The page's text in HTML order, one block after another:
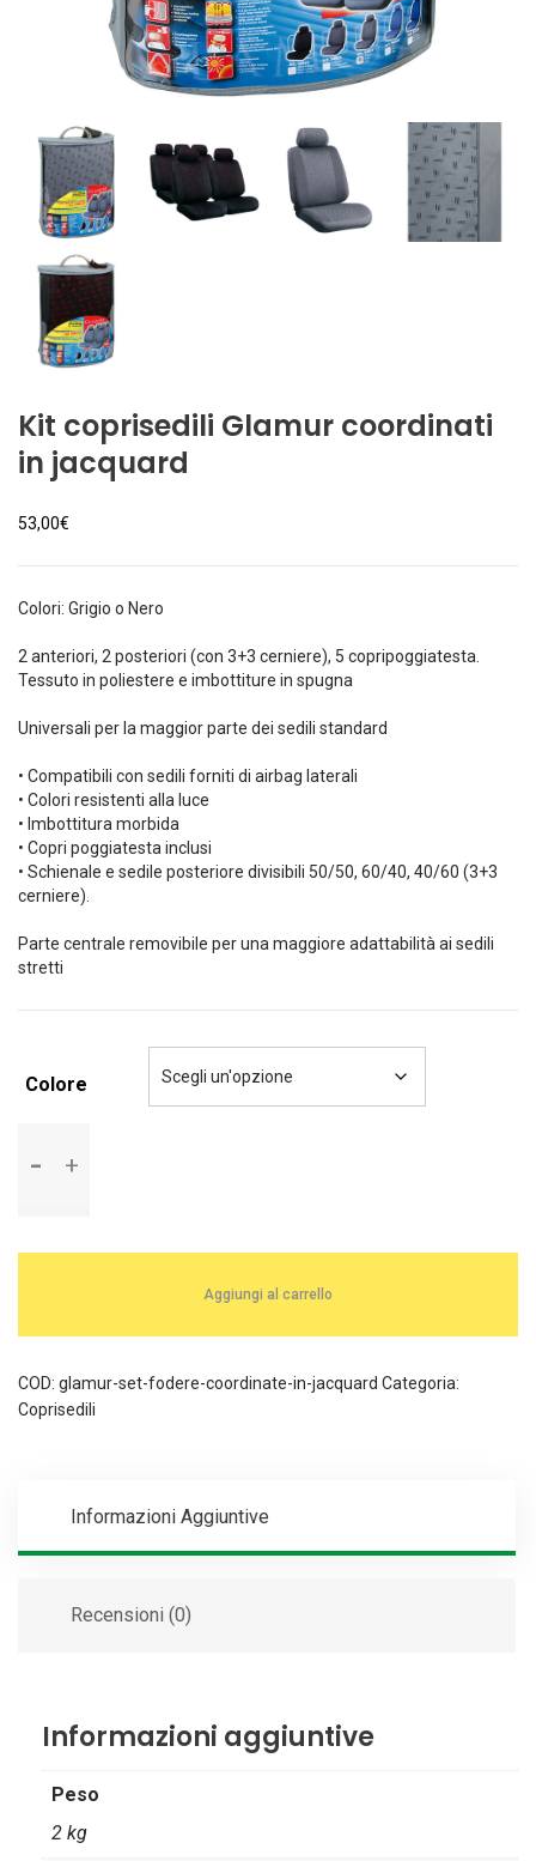
Kit coprisedili Glamur coordinati
in jacquard
53,00€
Colori: Grigio o Nero
2 anteriori, 2 posteriori (con 3+3 cerniere), 5 copripoggiatesta.
Tessuto in poliestere e imbottiture in spugna
Universali per la maggior parte dei sedili standard
• Compatibili con sedili forniti di airbag laterali
• Colori resistenti alla luce
• Imbottitura morbida
• Copri poggiatesta inclusi
• Schienale e sedile posteriore divisibili 50/50, 60/40, 40/60 (3+3
cerniere).
Parte centrale removibile per una maggiore adattabilità ai sedili
stretti
Colore
coprisedili
in
Aggiungi al carrello
COD: glamur-set-fodere-coordinate-in-jacquard Categoria:
Coprisedili
Informazioni Aggiuntive
Recensioni (0)
Informazioni aggiuntive
Peso
2 kg